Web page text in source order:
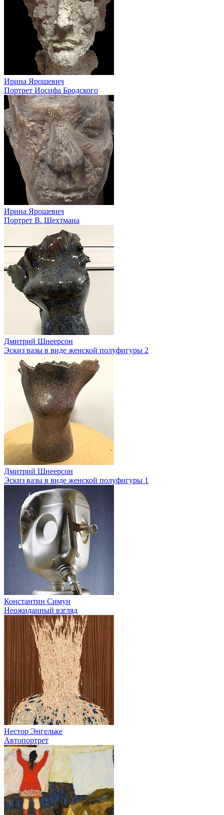
Ирина Ярошевич
Портрет Иосифа Бродского
Ирина Ярошевич
Портрет В. Шехтмана
Дмитрий Шнеерсон
Эскиз вазы в виде женской полуфигуры 2
Дмитрий Шнеерсон
Эскиз вазы в виде женской полуфигуры 1
Константин Симун
Неожиданный взгляд
Нестор Энгельке
Автопортрет